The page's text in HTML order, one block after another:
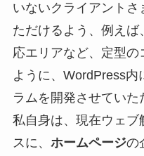
いないクライアント
ただけるよう、例え
応エリアなど、定型
ように、WordPress
ラムを開発させていた
私自身は、現在ウェ
スに、 ホームページの